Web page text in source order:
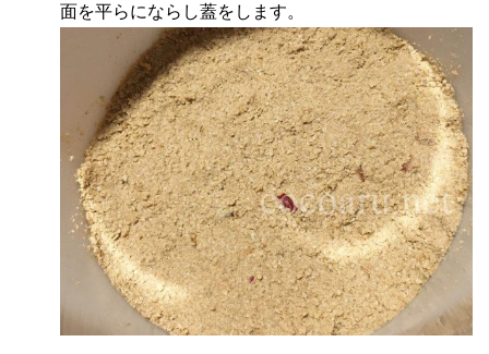
面を平らにならし蓋をします。